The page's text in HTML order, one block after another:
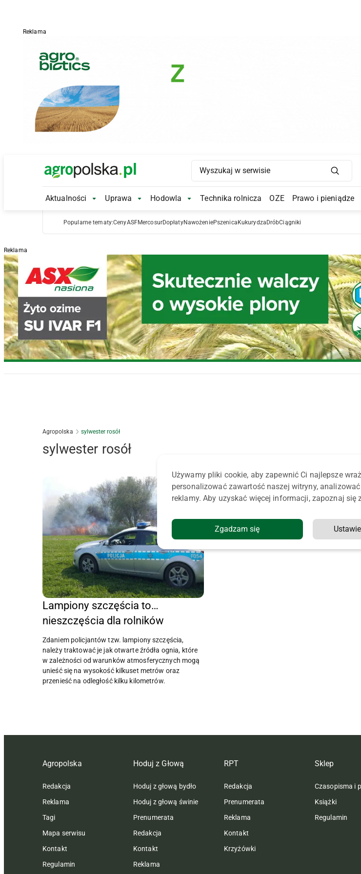
Reklama
Main Logo
Main Navigation
Aktualności Aktualności Submenu
Uprawa Uprawa Submenu
Hodowla Hodowla Submenu
Technika rolnicza OZE Prawo i pieniądze
Popularne tematy:CenyASFMercosurDopłatyNawożeniePszenica Kukurydza DróbCiągniki
Reklama
Agropolska sylwester rosół
sylwester rosół
Lampiony szczęścia to…
nieszczęścia dla rolników
Zdaniem policjantów tzw. lampiony szczęścia,
należy traktować je jak otwarte źródła ognia, które
w zależności od warunków atmosferycznych mogą
unieść się na wysokość kilkuset metrów oraz
przenieść na odległość kilku kilometrów.
Agropolska
Redakcja
Reklama
Tagi
Mapa serwisu
Kontakt
Regulamin
Hoduj z Głową
Hoduj z głową bydło
Hoduj z głową świnie
Prenumerata
Redakcja
Kontakt
Reklama
RPT
Redakcja
Prenumerata
Reklama
Kontakt
Krzyżówki
Sklep
Czasopisma i
Książki
Regulamin
Używamy pliki cookie, aby zapewnić Ci najlepsze
personalizować zawartość naszej witryny,
reklamy. Aby uzyskać więcej informacji, zapoznaj się
Zgadzam się